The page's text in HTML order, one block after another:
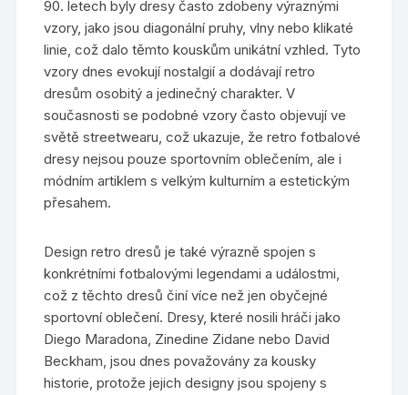
90. letech byly dresy často zdobeny výraznými
vzory, jako jsou diagonální pruhy, vlny nebo klikaté
linie, což dalo těmto kouskům unikátní vzhled. Tyto
vzory dnes evokují nostalgií a dodávají retro
dresům osobitý a jedinečný charakter. V
současnosti se podobné vzory často objevují ve
světě streetwearu, což ukazuje, že retro fotbalové
dresy nejsou pouze sportovním oblečením, ale i
módním artiklem s velkým kulturním a estetickým
přesahem.
Design retro dresů je také výrazně spojen s
konkrétními fotbalovými legendami a událostmi,
což z těchto dresů činí více než jen obyčejné
sportovní oblečení. Dresy, které nosili hráči jako
Diego Maradona, Zinedine Zidane nebo David
Beckham, jsou dnes považovány za kousky
historie, protože jejich designy jsou spojeny s